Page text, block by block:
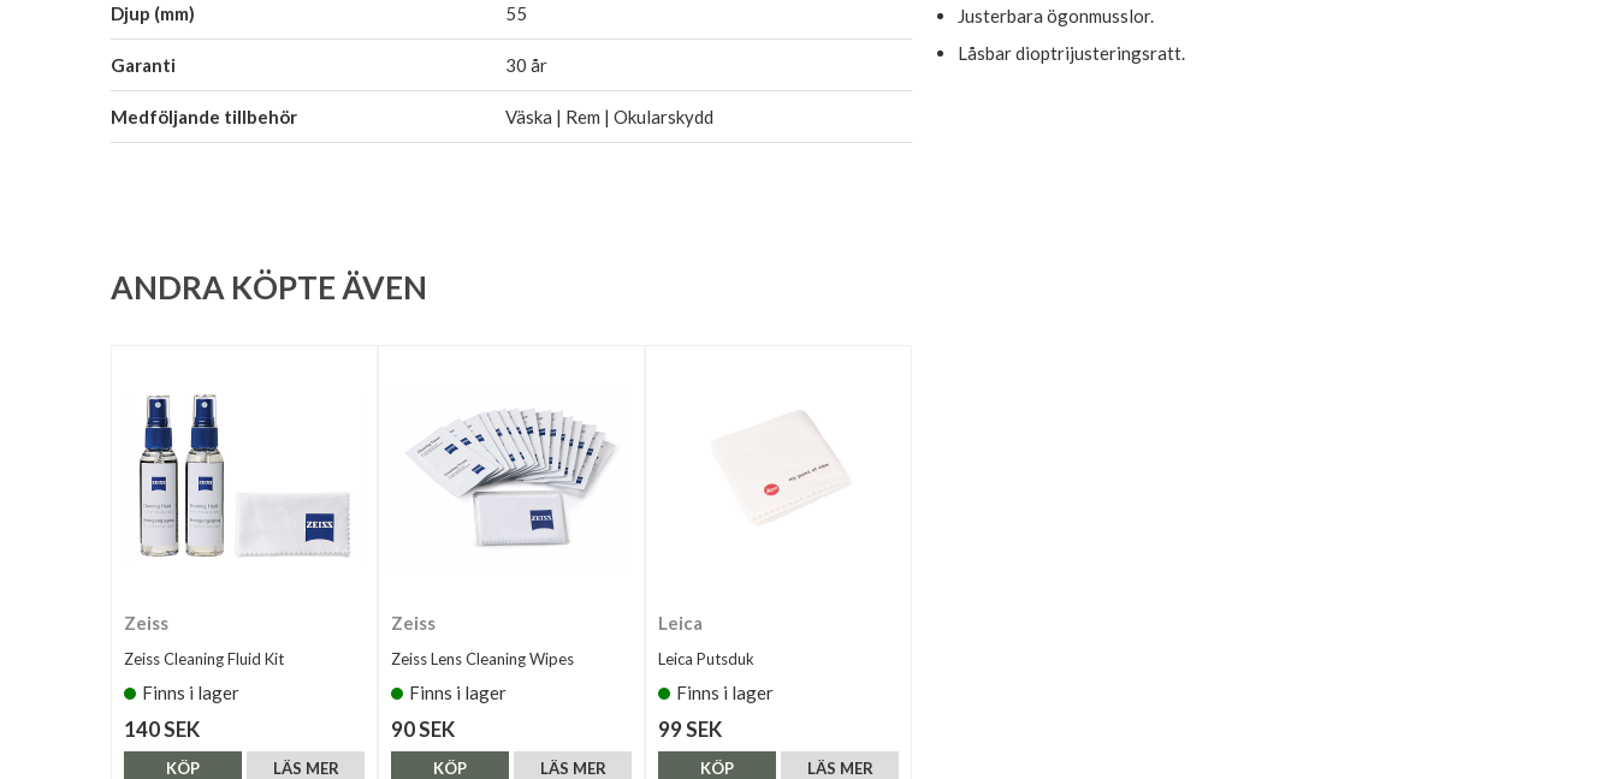
Justerbara ögonmusslor.
Låsbar dioptrijusteringsratt.
Djup (mm) 55
Garanti 30 år
Medföljande tillbehör Väska | Rem | Okularskydd
ANDRA KÖPTE ÄVEN
Zeiss
Zeiss Cleaning Fluid Kit
Finns i lager
140 SEK
LÄS MER
KÖP
Zeiss
Zeiss Lens Cleaning Wipes
Finns i lager
90 SEK
LÄS MER
KÖP
Leica
Leica Putsduk
Finns i lager
99 SEK
LÄS MER
KÖP